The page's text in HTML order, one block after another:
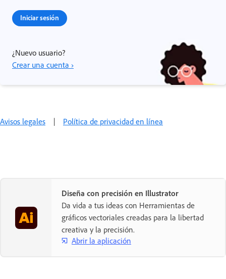
Iniciar sesión
¿Nuevo usuario?
Crear una cuenta ›
Avisos legales | Política de privacidad en línea
Diseña con precisión en Illustrator
Da vida a tus ideas con Herramientas de
gráficos vectoriales creadas para la libertad
creativa y la precisión.
Abrir la aplicación